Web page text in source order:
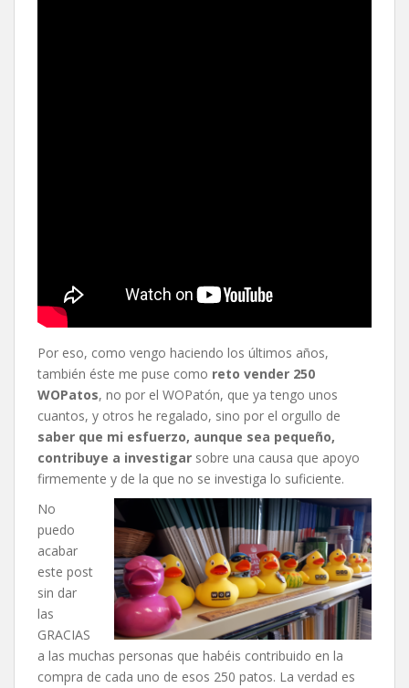
Por eso, como vengo haciendo los últimos años,
también éste me puse como reto vender 250
WOPatos, no por el WOPatón, que ya tengo unos
cuantos, y otros he regalado, sino por el orgullo de
saber que mi esfuerzo, aunque sea pequeño,
contribuye a investigar sobre una causa que apoyo
firmemente y de la que no se investiga lo suficiente.
No
puedo
acabar
este post
sin dar
las
GRACIAS
a las muchas personas que habéis contribuido en la
compra de cada uno de esos 250 patos. La verdad es